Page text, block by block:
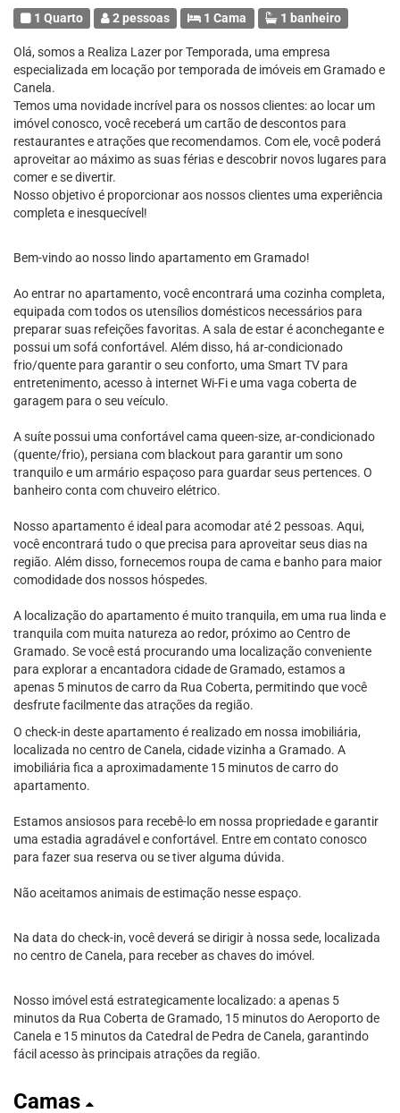
1 Quarto 2 pessoas 1 Cama 1 banheiro
Olá, somos a Realiza Lazer por Temporada, uma empresa
especializada em locação por temporada de imóveis em Gramado e
Canela.
Temos uma novidade incrível para os nossos clientes: ao locar um
imóvel conosco, você receberá um cartão de descontos para
restaurantes e atrações que recomendamos. Com ele, você poderá
aproveitar ao máximo as suas férias e descobrir novos lugares para
comer e se divertir.
Nosso objetivo é proporcionar aos nossos clientes uma experiência
completa e inesquecível!
Bem-vindo ao nosso lindo apartamento em Gramado!
Ao entrar no apartamento, você encontrará uma cozinha completa,
equipada com todos os utensílios domésticos necessários para
preparar suas refeições favoritas. A sala de estar é aconchegante e
possui um sofá confortável. Além disso, há ar-condicionado
frio/quente para garantir o seu conforto, uma Smart TV para
entretenimento, acesso à internet Wi-Fi e uma vaga coberta de
garagem para o seu veículo.
A suíte possui uma confortável cama queen-size, ar-condicionado
(quente/frio), persiana com blackout para garantir um sono
tranquilo e um armário espaçoso para guardar seus pertences. O
banheiro conta com chuveiro elétrico.
Nosso apartamento é ideal para acomodar até 2 pessoas. Aqui,
você encontrará tudo o que precisa para aproveitar seus dias na
região. Além disso, fornecemos roupa de cama e banho para maior
comodidade dos nossos hóspedes.
A localização do apartamento é muito tranquila, em uma rua linda e
tranquila com muita natureza ao redor, próximo ao Centro de
Gramado. Se você está procurando uma localização conveniente
para explorar a encantadora cidade de Gramado, estamos a
apenas 5 minutos de carro da Rua Coberta, permitindo que você
desfrute facilmente das atrações da região.
O check-in deste apartamento é realizado em nossa imobiliária,
localizada no centro de Canela, cidade vizinha a Gramado. A
imobiliária fica a aproximadamente 15 minutos de carro do
apartamento.
Estamos ansiosos para recebê-lo em nossa propriedade e garantir
uma estadia agradável e confortável. Entre em contato conosco
para fazer sua reserva ou se tiver alguma dúvida.
Não aceitamos animais de estimação nesse espaço.
Na data do check-in, você deverá se dirigir à nossa sede, localizada
no centro de Canela, para receber as chaves do imóvel.
Nosso imóvel está estrategicamente localizado: a apenas 5
minutos da Rua Coberta de Gramado, 15 minutos do Aeroporto de
Canela e 15 minutos da Catedral de Pedra de Canela, garantindo
fácil acesso às principais atrações da região.
Camas